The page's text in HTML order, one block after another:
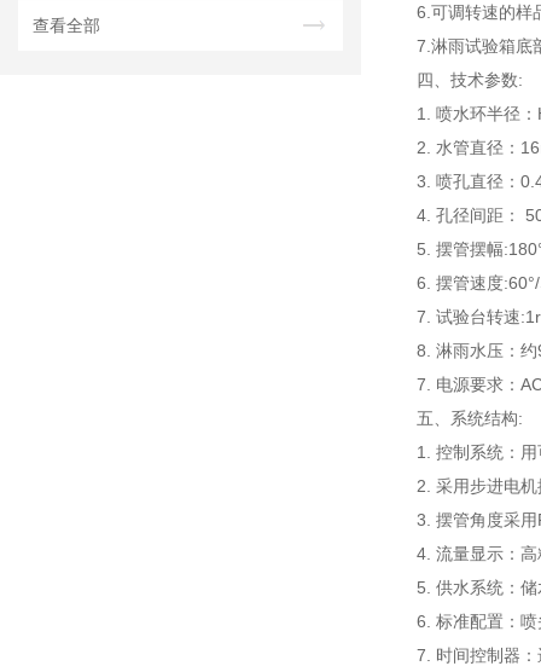
查看全部
6.可调转速的样
7.淋雨试验箱底
四、技术参数:
1. 喷水环半径
2. 水管直径：
3. 喷孔直径：
4. 孔径间距：
5. 摆管摆幅
6. 摆管速度
7. 试验台转速
8. 淋雨水压：
7. 电源要求：
五、系统结构:
1. 控制系统：
2. 采用步进电
3. 摆管角度采
4. 流量显示：
5. 供水系统：
6. 标准配置：
7. 时间控制器